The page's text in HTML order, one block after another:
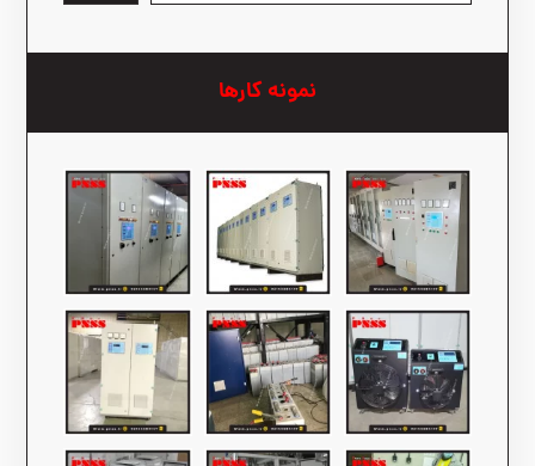
نمونه کارها